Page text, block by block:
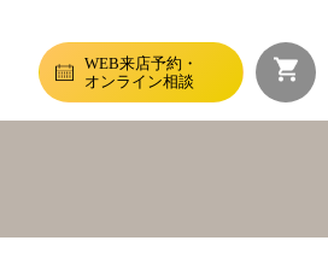
WEB来店予約・
オンライン相談